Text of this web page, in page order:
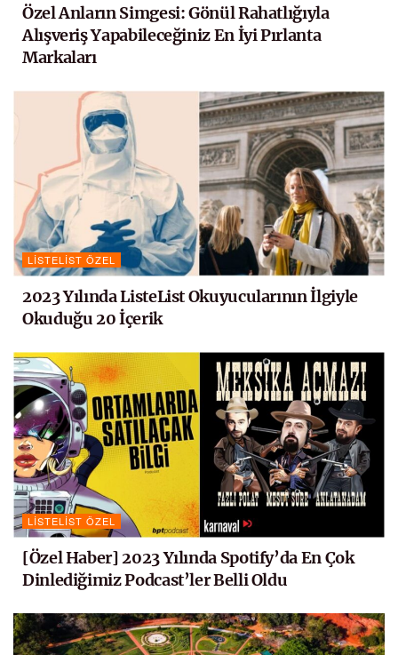
Özel Anların Simgesi: Gönül Rahatlığıyla
Alışveriş Yapabileceğiniz En İyi Pırlanta
Markaları
LISTELIST ÖZEL
2023 Yılında ListeList Okuyucularının İlgiyle
Okuduğu 20 İçerik
LISTELIST ÖZEL
[Özel Haber] 2023 Yılında Spotify’da En Çok
Dinlediğimiz Podcast’ler Belli Oldu